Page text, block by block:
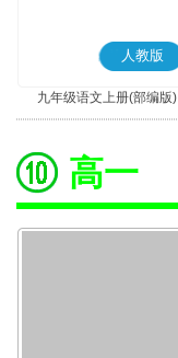
人教版
九年级语文上册(部编版)
高一